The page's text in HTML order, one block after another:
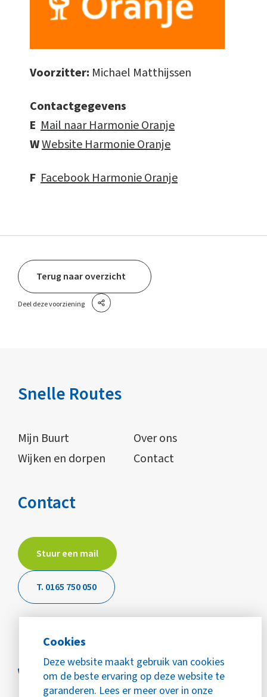
Cookies
Deze website maakt gebruik van cookies
om de beste ervaring op deze website te
garanderen. Lees er meer over in onze
Voorzitter: Michael Matthijssen
Contactgegevens
E Mail naar Harmonie Oranje
WWebsite Harmonie Oranje
F Facebook Harmonie Oranje
Terug naar overzicht
Deel deze voorziening
Snelle Routes
Mijn Buurt
Over ons
Wijken en dorpen
Contact
Contact
Stuur een mail
T. 0165 750 050